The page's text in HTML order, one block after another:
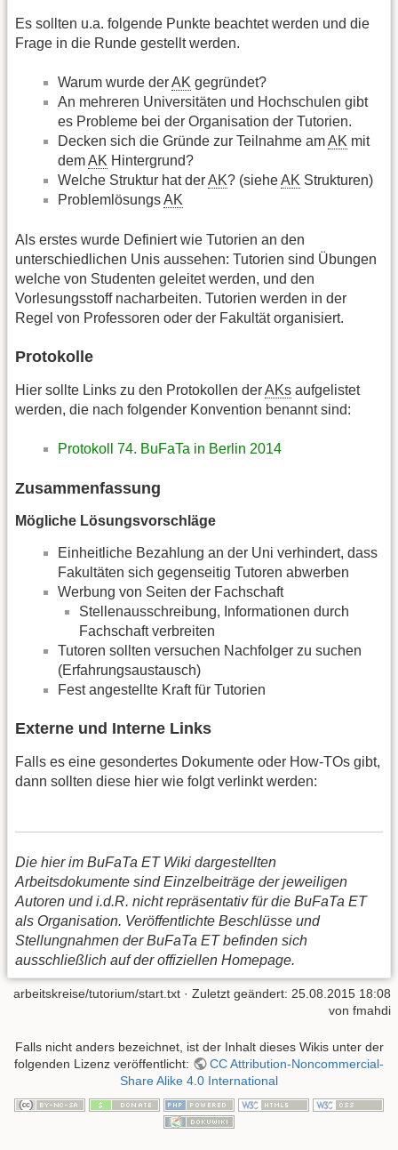
Es sollten u.a. folgende Punkte beachtet werden und die
Frage in die Runde gestellt werden.
Warum wurde derAK gegründet?
An mehreren Universitäten und Hochschulen gibt
es Probleme bei der Organisation der Tutorien.
Decken sich die Gründe zur Teilnahme amAK mit
demAK Hintergrund?
Welche Struktur hat derAK? (sieheAK Strukturen)
ProblemlösungsAK
Als erstes wurde Definiert wie Tutorien an den
unterschiedlichen Unis aussehen: Tutorien sind Übungen
welche von Studenten geleitet werden, und den
Vorlesungsstoff nacharbeiten. Tutorien werden in der
Regel von Professoren oder der Fakultät organisiert.
Protokolle
Hier sollte Links zu den Protokollen derAKs aufgelistet
werden, die nach folgender Konvention benannt sind:
Protokoll 74. BuFaTa in Berlin 2014
Zusammenfassung
Mögliche Lösungsvorschläge
Einheitliche Bezahlung an der Uni verhindert, dass
Fakultäten sich gegenseitig Tutoren abwerben
Werbung von Seiten der Fachschaft
Stellenausschreibung, Informationen durch
Fachschaft verbreiten
Tutoren sollten versuchen Nachfolger zu suchen
(Erfahrungsaustausch)
Fest angestellte Kraft für Tutorien
Externe und Interne Links
Falls es eine gesondertes Dokumente oder How-TOs gibt,
dann sollten diese hier wie folgt verlinkt werden:
Die hier im BuFaTa ET Wiki dargestellten
Arbeitsdokumente sind Einzelbeiträge der jeweiligen
Autoren und i.d.R. nicht repräsentativ für die BuFaTa ET
als Organisation. Veröffentlichte Beschlüsse und
Stellungnahmen der BuFaTa ET befinden sich
ausschließlich auf der offiziellen Homepage.
arbeitskreise/tutorium/start.txt · Zuletzt geändert: 25.08.2015 18:08
von fmahdi
Falls nicht anders bezeichnet, ist der Inhalt dieses Wikis unter der
folgenden Lizenz veröffentlicht:
CC Attribution-Noncommercial-
Share Alike 4.0 International